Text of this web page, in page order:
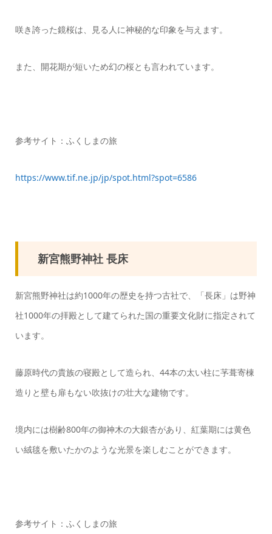
咲き誇った鏡桜は、見る人に神秘的な印象を与えます。
また、開花期が短いため幻の桜とも言われています。
参考サイト：ふくしまの旅
https://www.tif.ne.jp/jp/spot.html?spot=6586
新宮熊野神社 長床
新宮熊野神社は約1000年の歴史を持つ古社で、「長床」は野神
社1000年の拝殿として建てられた国の重要文化財に指定されて
います。
藤原時代の貴族の寝殿として造られ、44本の太い柱に芧葺寄棟
造りと壁も扉もない吹抜けの壮大な建物です。
境内には樹齢800年の御神木の大銀杏があり、紅葉期には黄色
い絨毯を敷いたかのような光景を楽しむことができます。
参考サイト：ふくしまの旅